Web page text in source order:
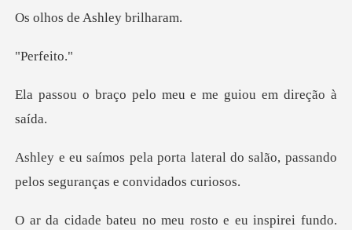
e Ashley b
rfe
pelo meu e me guiou
teral do salão, passando
pelos s
eu inspirei fundo.